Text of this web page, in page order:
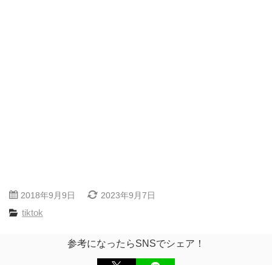
2018年9月9日 2023年9月7日
tiktok
参考になったらSNSでシェア！